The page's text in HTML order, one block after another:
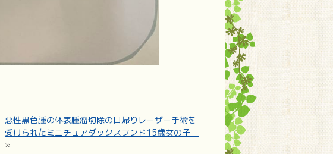
悪性黒色腫の体表腫瘤切除の日帰りレーザー手術を
受けられたミニチュアダックスフンド15歳女の子
»